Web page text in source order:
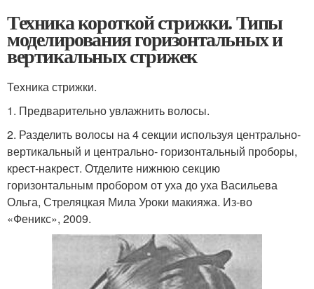
Техника короткой стрижки. Типы
моделирования горизонтальных и
вертикальных стрижек
Техника стрижки.
1. Предварительно увлажнить волосы.
2. Разделить волосы на 4 секции используя центрально-
вертикальный и центрально- горизонтальный проборы,
крест-накрест. Отделите нижнюю секцию
горизонтальным пробором от уха до уха Васильева
Ольга, Стреляцкая Мила Уроки макияжа. Из-во
«Феникс», 2009.